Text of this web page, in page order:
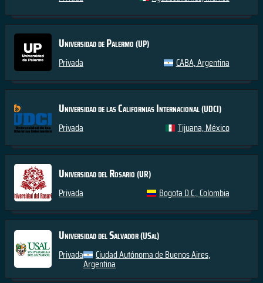
Universidad de Palermo(UP)
Privada CABA, Argentina
Universidad de las Californias Internacional(UDCI)
Privada Tijuana, México
Universidad del Rosario(UR)
Privada Bogota D.C., Colombia
Universidad del Salvador(USal)
Privada Ciudad Autónoma de Buenos Aires,
Argentina